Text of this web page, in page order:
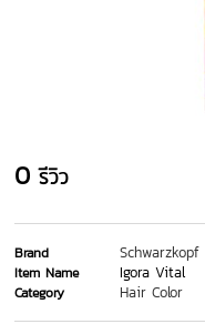
0 รีวิว
Brand Schwarzkopf
Item Name Igora Vital
Category Hair Color